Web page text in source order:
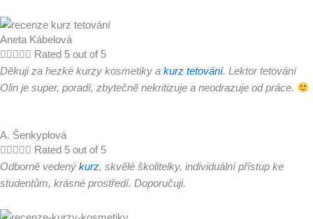
Aneta Kábelová
     Rated 5 out of 5
Děkuji za hezké kurzy kosmetiky a kurz tetování. Lektor tetování
Olin je super, poradí, zbytečně nekritizuje a neodrazuje od práce.
A. Šenkyplová
     Rated 5 out of 5
Odborně vedený kurz, skvělé školitelky, individuální přístup ke
studentům, krásné prostředí. Doporučuji.